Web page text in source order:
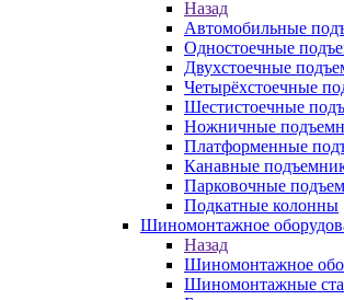
Назад
Автомобильные
Одностоечные
Двухстоечные
Четырёхстоечные
Шестистоечные
Ножничные
Платформенные
Канавные
Парковочные
Подкатные колонны
Шиномонтажное
Назад
Шиномонтажное
Шиномонтажные